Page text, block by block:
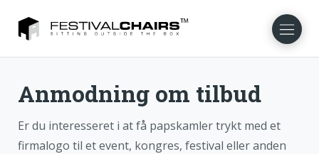
NL EN FR DE NO
Anmodning om tilbud
Er du interesseret i at få papskamler trykt med et
firmalogo til et event, kongres, festival eller anden